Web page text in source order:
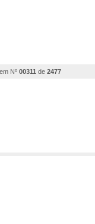
Nº 00311 de 2477